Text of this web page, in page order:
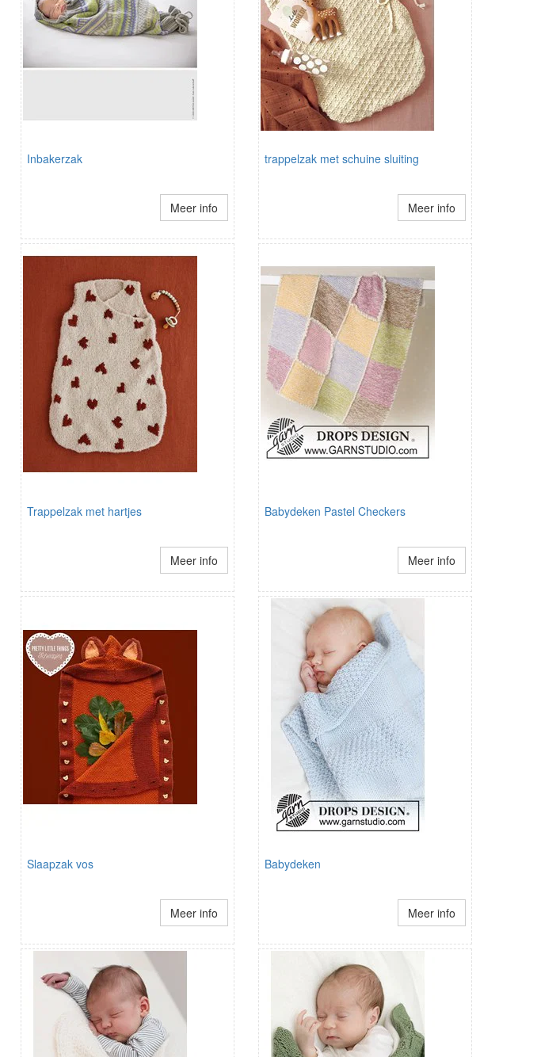
Inbakerzak
Meer info
trappelzak met schuine sluiting
Meer info
Trappelzak met hartjes
Meer info
Babydeken Pastel Checkers
Meer info
Slaapzak vos
Meer info
Babydeken
Meer info